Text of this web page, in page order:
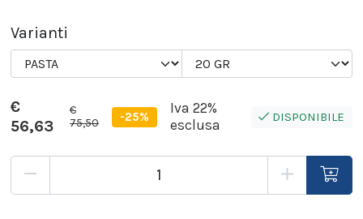
Varianti
€
56,63
€
75,50
-25%
Iva 22%
esclusa
DISPONIBILE